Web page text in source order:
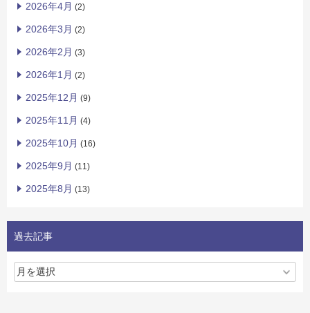
2026年4月 (2)
2026年3月 (2)
2026年2月 (3)
2026年1月 (2)
2025年12月 (9)
2025年11月 (4)
2025年10月 (16)
2025年9月 (11)
2025年8月 (13)
過去記事